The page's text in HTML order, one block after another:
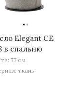
··
Elegant CE
в спальню
77 см
ткань